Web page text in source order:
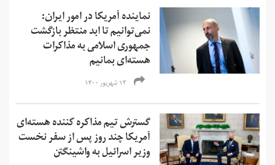
نماینده آمریکا در امور ایران:
نمی‌‌توانیم تا ابد منتظر بازگشت
جمهوری اسلامی به مذاکرات
هسته‌ای بمانیم
۱۳ شهریور ۱۴۰۰
گسترش تیم مذاکره کننده هسته‌ای
آمریکا چند روز پس از سفر نخست
وزیر اسرائیل به واشینگتن